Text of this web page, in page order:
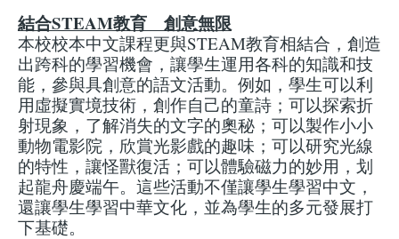
結合STEAM教育 創意無限
本校校本中文課程更與STEAM教育相結合，創造
出跨科的學習機會，讓學生運用各科的知識和技
能，參與具創意的語文活動。例如，學生可以利
用虛擬實境技術，創作自己的童詩；可以探索折
射現象，了解消失的文字的奧秘；可以製作小小
動物電影院，欣賞光影戲的趣味；可以研究光線
的特性，讓怪獸復活；可以體驗磁力的妙用，划
起龍舟慶端午。這些活動不僅讓學生學習中文，
還讓學生學習中華文化，並為學生的多元發展打
下基礎。